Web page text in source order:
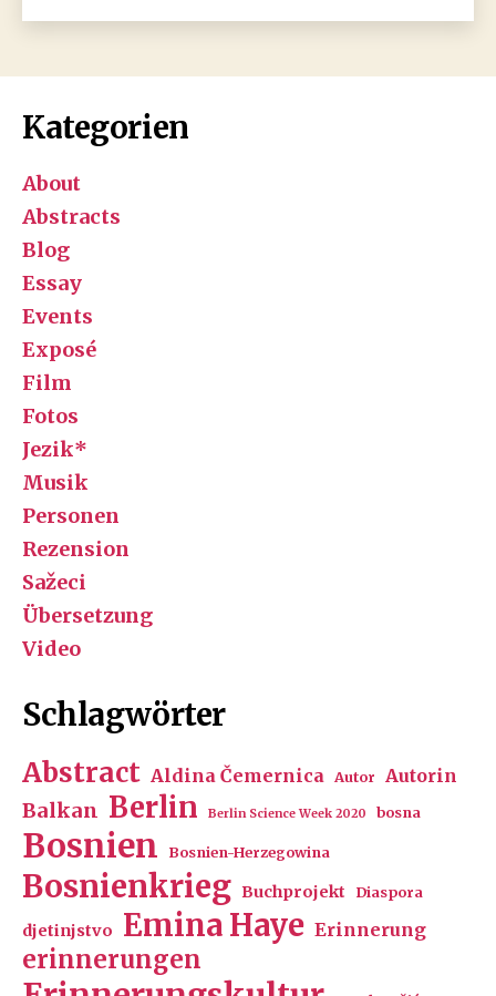
Unabhängigkeit
Kategorien
About
Abstracts
Blog
Essay
Events
Exposé
Film
Fotos
Jezik*
Musik
Personen
Rezension
Sažeci
Übersetzung
Video
Schlagwörter
Abstract Aldina Čemernica Autor Autorin
Balkan Berlin Berlin Science Week 2020 bosna
Bosnien Bosnien-Herzegowina
Bosnienkrieg Buchprojekt Diaspora
djetinjstvo Emina Haye Erinnerung
erinnerungen